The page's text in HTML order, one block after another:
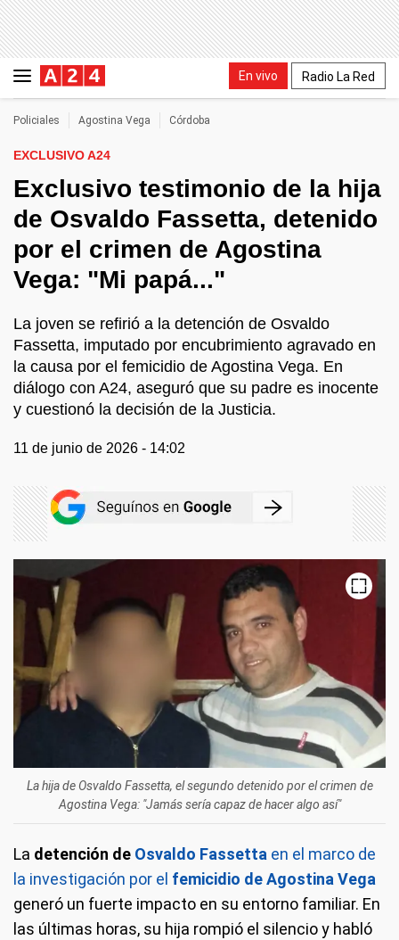
En vivo Radio La Red
Policiales Agostina Vega Córdoba
EXCLUSIVO A24
Exclusivo testimonio de la hija
de Osvaldo Fassetta, detenido
por el crimen de Agostina
Vega: "Mi papá..."
La joven se refirió a la detención de Osvaldo
Fassetta, imputado por encubrimiento agravado en
la causa por el femicidio de Agostina Vega. En
diálogo con A24, aseguró que su padre es inocente
y cuestionó la decisión de la Justicia.
11 de junio de 2026 - 14:02
La hija de Osvaldo Fassetta, el segundo detenido por el crimen de
Agostina Vega: "Jamás sería capaz de hacer algo así"
La detención de Osvaldo Fassetta en el marco de
la investigación por el femicidio de Agostina Vega
generó un fuerte impacto en su entorno familiar. En
las últimas horas, su hija rompió el silencio y habló